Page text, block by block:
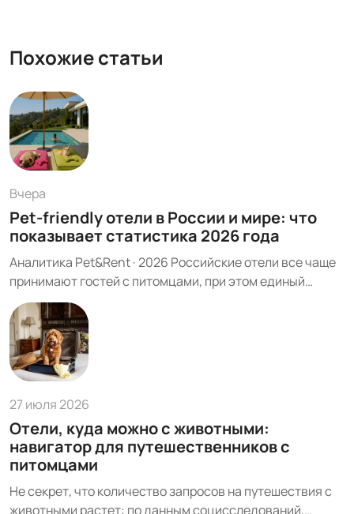
Похожие статьи
Вчера
Pet-friendly отели в России и мире: что
показывает статистика 2026 года
Аналитика Pet&Rent · 2026 Российские отели все чаще
принимают гостей с питомцами, при этом единый
маркер «можно с животными» скрывает разные
ограничения по виду, весу, количеству животных и
условиям оплаты. Разобраться, как устроен этот рынок,
где сосредоточено ...
27 июля 2026
Отели, куда можно с животными:
навигатор для путешественников с
питомцами
Не секрет, что количество запросов на путешествия с
животными растет: по данным социсследований,